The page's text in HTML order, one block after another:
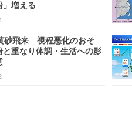
」増える
砂飛来 視程悪化のおそ
重なり体調・生活への影